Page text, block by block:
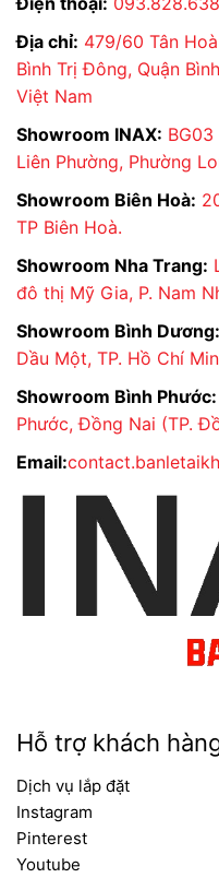
TƯ VẤN 24/7: Tư
tận nơi khảo sát và
toàn diện;
VẬN CHUYỂN
thận,giao hàng
nước;
Bồn cầu INAXAC-
tinh tế, công nghệ
bản nhất, mang đến
đó, Quý khách dễ
với mức giá ưu đãi, lãi
Bán Lẻ Tại Kho.
ĐẠI LÝ THIẾT BỊ
INAX Bán Lẻ Tại
cung cấp đa
chính hãng và
giấy tờ nguồn
Giao hàng nhanh
24/7
Hotline:
Email:
Fanpage:
Địa chỉ: 479/60 Tân
Bình Trị Đông, Quận
Việt Nam
Showroom INAX:
Liên Phường, Phường
Showroom Biên Hoà:
TP Biên Hoà.
Showroom Nha Trang:
đô thị Mỹ Gia, P. Nam
Showroom Bình Dương:
Dầu Một, TP. Hồ Chí
Showroom Bình Phước:
Phước, Đồng Nai (TP.
Email:
Hỗ trợ khách
Dịch vụ lắp đặt
Instagram
Pinterest
Youtube